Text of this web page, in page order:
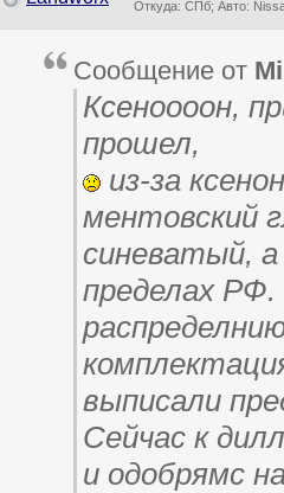
Откуда: СПб; Авто:
Сообщение от
Ксеноооон,
прошел,
из-за
ментовский
синеватый,
пределах
выписали
Сейчас к
и одобрямс